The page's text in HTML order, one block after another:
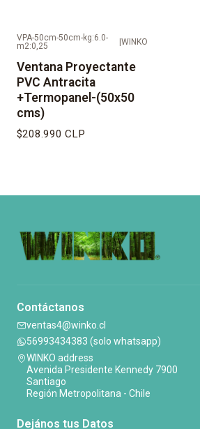
VPA-50cm-50cm-kg:6.0-
m2:0,25
WINKO
Ventana Proyectante
PVC Antracita
+Termopanel-(50x50
cms)
$208.990 CLP
Contáctanos
ventas4@winko.cl
56993434383 (solo whatsapp)
WINKO address
Avenida Presidente Kennedy 7900
Santiago
Región Metropolitana - Chile
Dejános tus Datos